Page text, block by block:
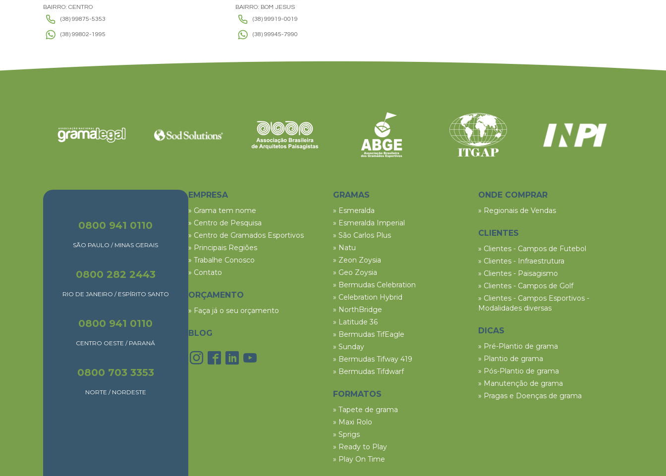
BAIRRO: CENTRO
(38) 99875-5353
(38) 99802-1995
BAIRRO: BOM JESUS
(38) 99919-0019
(38) 99945-7990
0800 941 0110
SÃO PAULO / MINAS GERAIS
0800 282 2443
RIO DE JANEIRO / ESPÍRITO SANTO
0800 941 0110
CENTRO OESTE / PARANÁ
0800 703 3353
NORTE / NORDESTE
EMPRESA
» Grama tem nome
» Centro de Pesquisa
» Centro de Gramados Esportivos
» Principais Regiões
» Trabalhe Conosco
» Contato
ORÇAMENTO
» Faça já o seu orçamento
BLOG
GRAMAS
» Esmeralda
» Esmeralda Imperial
» São Carlos Plus
» Natu
» Zeon Zoysia
» Geo Zoysia
» Bermudas Celebration
» Celebration Hybrid
» NorthBridge
» Latitude 36
» Bermudas TifEagle
» Sunday
» Bermudas Tifway 419
» Bermudas Tifdwarf
FORMATOS
» Tapete de grama
» Maxi Rolo
» Sprigs
» Ready to Play
» Play On Time
ONDE COMPRAR
» Regionais de Vendas
CLIENTES
» Clientes - Campos de Futebol
» Clientes - Infraestrutura
» Clientes - Paisagismo
» Clientes - Campos de Golf
» Clientes - Campos Esportivos -
Modalidades diversas
DICAS
» Pré-Plantio de grama
» Plantio de grama
» Pós-Plantio de grama
» Manutenção de grama
» Pragas e Doenças de grama